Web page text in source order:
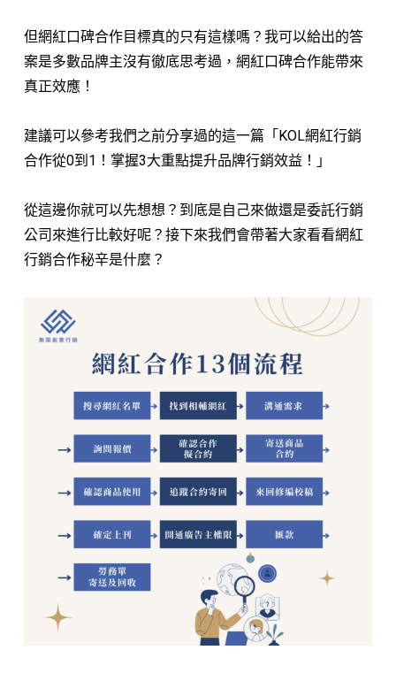
但網紅口碑合作目標真的只有這樣嗎？我可以給出的答
案是多數品牌主沒有徹底思考過，網紅口碑合作能帶來
真正效應！
建議可以參考我們之前分享過的這一篇「KOL網紅行銷
合作從0到1！掌握3大重點提升品牌行銷效益！」
從這邊你就可以先想想？到底是自己來做還是委託行銷
公司來進行比較好呢？接下來我們會帶著大家看看網紅
行銷合作秘辛是什麼？